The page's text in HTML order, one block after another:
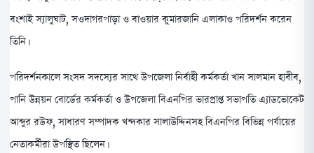
বংশাই স্যালুঘাট, সওদাগরপাড়া ও বাওয়ার কুমারজানি এলাকাও পরিদর্শন করেন
তিনি।
পরিদর্শনকালে সংসদ সদস্যের সাথে উপজেলা নির্বাহী কর্মকর্তা খান সালমান হাবীব,
পানি উন্নয়ন বোর্ডের কর্মকর্তা ও উপজেলা বিএনপির ভারপ্রাপ্ত সভাপতি এ্যাডভোকেট
আব্দুর রউফ, সাধারণ সম্পাদক খন্দকার সালাউদ্দিনসহ বিএনপির বিভিন্ন পর্যায়ের
নেতাকর্মীরা উপস্থিত ছিলেন।